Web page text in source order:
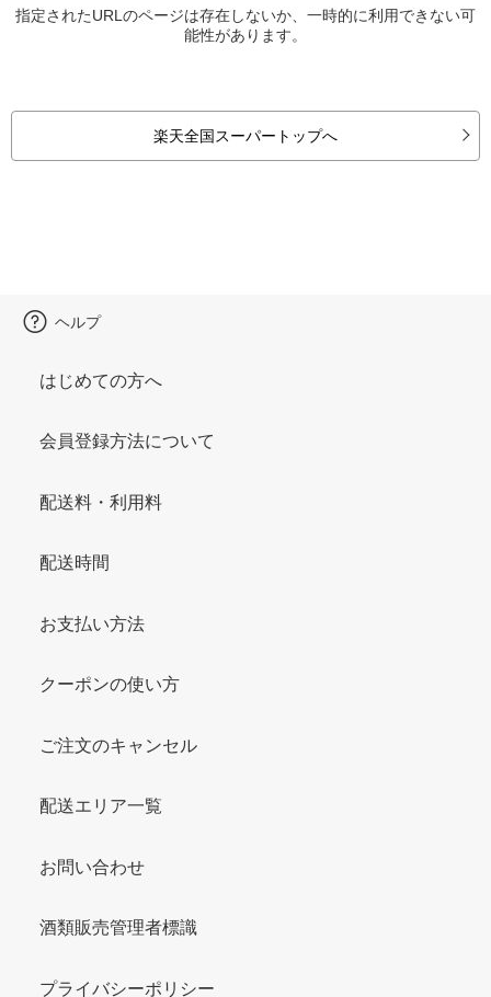
指定されたURLのページは存在しないか、一時的に利用できない可
能性があります。
楽天全国スーパートップへ
ヘルプ
はじめての方へ
会員登録方法について
配送料・利用料
配送時間
お支払い方法
クーポンの使い方
ご注文のキャンセル
配送エリア一覧
お問い合わせ
酒類販売管理者標識
プライバシーポリシー